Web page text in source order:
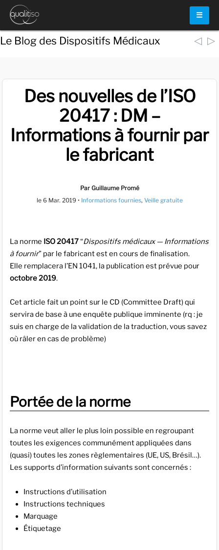
☰
Le Blog des Dispositifs Médicaux ◁ ▷
Des nouvelles de l’ISO
20417 : DM –
Informations à fournir par
le fabricant
Par Guillaume Promé
le 6 Mar. 2019 • Informations fournies, Veille gratuite
La norme ISO 20417“Dispositifs médicaux — Informations
à fournir” par le fabricant est en cours de finalisation.
Elle remplacera l’EN 1041, la publication est prévue pour
octobre 2019.
Cet article fait un point sur le CD (Committee Draft) qui
servira de base à une enquête publique imminente (rq : je
suis en charge de la validation de la traduction, vous savez
où râler en cas de problème)
Portée de la norme
La norme veut aller le plus loin possible en regroupant
toutes les exigences communément appliquées dans
(quasi) toutes les zones règlementaires (UE, US, Brésil…).
Les supports d’information suivants sont concernés :
Instructions d’utilisation
Instructions techniques
Marquage
Étiquetage